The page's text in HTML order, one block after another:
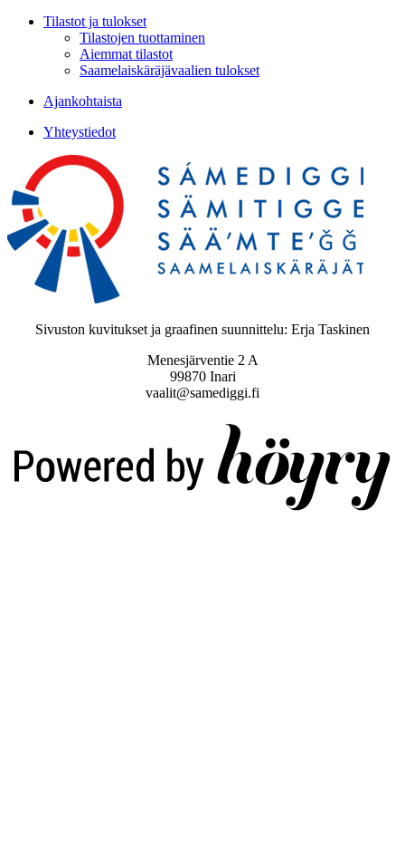
Tilastot ja tulokset
Tilastojen tuottaminen
Aiemmat tilastot
Saamelaiskäräjävaalien tulokset
Ajankohtaista
Yhteystiedot
Sivuston kuvitukset ja graafinen suunnittelu: Erja Taskinen
Menesjärventie 2 A
99870 Inari
vaalit@samediggi.fi